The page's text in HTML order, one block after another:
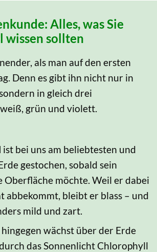
Alles, was Sie
wissen sollten
als man auf den ersten
Denn es gibt ihn nicht nur in
in gleich drei
grün und violett.
ist bei uns am beliebtesten und
gestochen, sobald sein
Oberfläche möchte. Weil er dabei
abbekommt, bleibt er blass – und
mild und zart.
hingegen wächst über der Erde
das Sonnenlicht Chlorophyll